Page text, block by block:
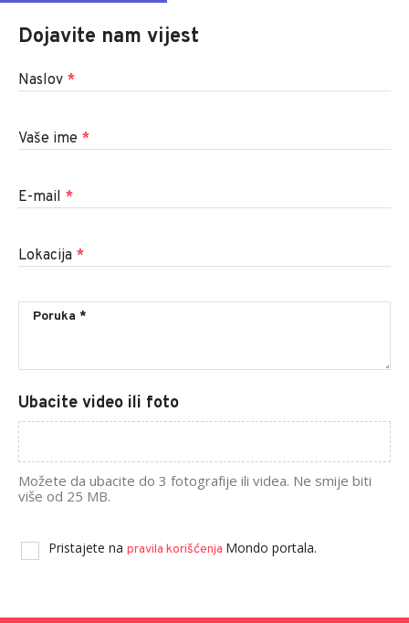
Dojavite nam vijest
Naslov *
Vaše ime *
E-mail *
Lokacija *
Ubacite video ili foto
Možete da ubacite do 3 fotografije ili videa. Ne smije biti
više od 25 MB.
Pristajete na pravila korišćenja Mondo portala.